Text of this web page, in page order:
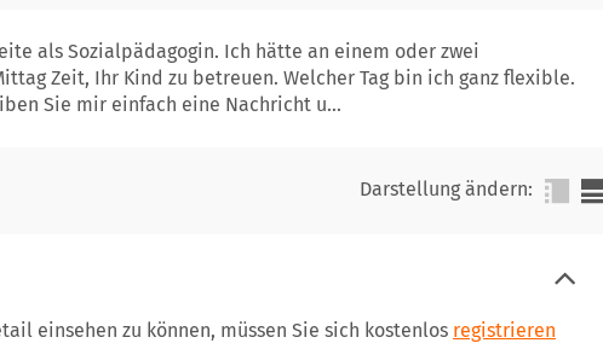
als Sozialpädagogin. Ich hätte an einem oder zwei
Zeit, Ihr Kind zu betreuen. Welcher Tag bin ich ganz flexible.
Sie mir einfach eine Nachricht u...
Darstellung ändern:
einsehen zu können, müssen Sie sich kostenlos registrieren